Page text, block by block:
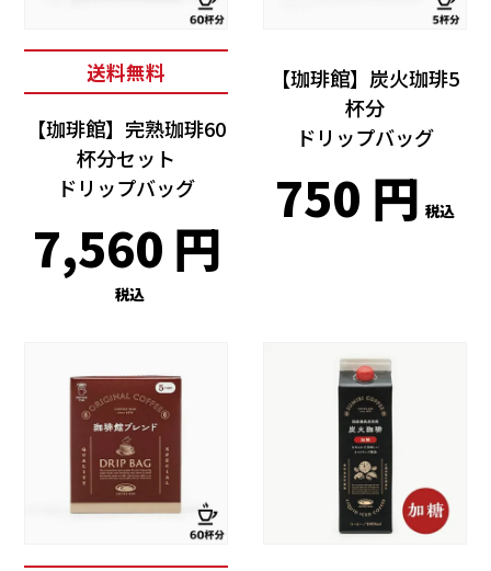
送料無料
【珈琲館】完熟珈琲60
杯分セット
ドリップバッグ
7,560
税込
【珈琲館】炭火珈琲5
杯分
ドリップバッグ
750 税込